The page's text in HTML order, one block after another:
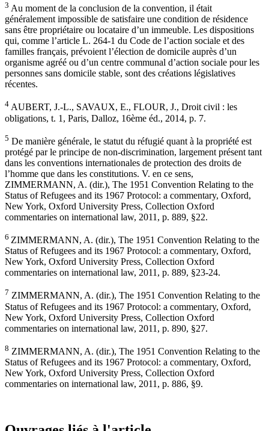
3 Au moment de la conclusion de la convention, il était
généralement impossible de satisfaire une condition de résidence
sans être propriétaire ou locataire d’un immeuble. Les dispositions
qui, comme l’article L. 264-1 du Code de l’action sociale et des
familles français, prévoient l’élection de domicile auprès d’un
organisme agréé ou d’un centre communal d’action sociale pour les
personnes sans domicile stable, sont des créations législatives
récentes.
4 AUBERT, J.-L., SAVAUX, E., FLOUR, J., Droit civil : les
obligations, t. 1, Paris, Dalloz, 16ème éd., 2014, p. 7.
5 De manière générale, le statut du réfugié quant à la propriété est
protégé par le principe de non-discrimination, largement présent tant
dans les conventions internationales de protection des droits de
l’homme que dans les constitutions. V. en ce sens,
ZIMMERMANN, A. (dir.), The 1951 Convention Relating to the
Status of Refugees and its 1967 Protocol: a commentary, Oxford,
New York, Oxford University Press, Collection Oxford
commentaries on international law, 2011, p. 889, §22.
6 ZIMMERMANN, A. (dir.), The 1951 Convention Relating to the
Status of Refugees and its 1967 Protocol: a commentary, Oxford,
New York, Oxford University Press, Collection Oxford
commentaries on international law, 2011, p. 889, §23-24.
7 ZIMMERMANN, A. (dir.), The 1951 Convention Relating to the
Status of Refugees and its 1967 Protocol: a commentary, Oxford,
New York, Oxford University Press, Collection Oxford
commentaries on international law, 2011, p. 890, §27.
8 ZIMMERMANN, A. (dir.), The 1951 Convention Relating to the
Status of Refugees and its 1967 Protocol: a commentary, Oxford,
New York, Oxford University Press, Collection Oxford
commentaries on international law, 2011, p. 886, §9.